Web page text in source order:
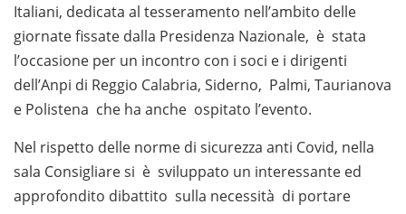
Italiani, dedicata al tesseramento nell’ambito delle
giornate fissate dalla Presidenza Nazionale, è stata
l’occasione per un incontro con i soci e i dirigenti
dell’Anpi di Reggio Calabria, Siderno, Palmi, Taurianova
e Polistena che ha anche ospitato l’evento.
Nel rispetto delle norme di sicurezza anti Covid, nella
sala Consigliare si è sviluppato un interessante ed
approfondito dibattito sulla necessità di portare